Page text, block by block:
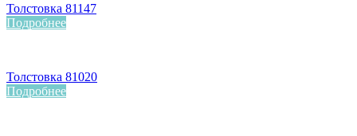
Толстовка 81147
Подробнее
Толстовка 81020
Подробнее